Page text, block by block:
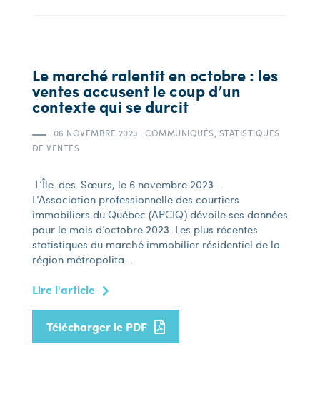
Le marché ralentit en octobre : les
ventes accusent le coup d’un
contexte qui se durcit
06 NOVEMBRE 2023 | COMMUNIQUÉS, STATISTIQUES
DE VENTES
L’Île-des-Sœurs, le 6 novembre 2023 –
L’Association professionnelle des courtiers
immobiliers du Québec (APCIQ) dévoile ses données
pour le mois d’octobre 2023. Les plus récentes
statistiques du marché immobilier résidentiel de la
région métropolita...
Lire l'article
Télécharger le PDF